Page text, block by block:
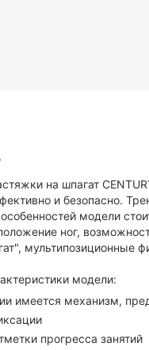
на шпагат
и безопасно.
модели
ног,
мультипозиционные
модели:
имеется механизм,
прогресса занятий